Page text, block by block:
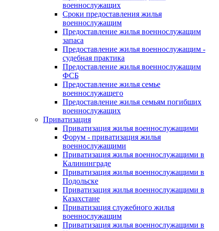
военнослужащих
Сроки предоставления жилья
военнослужащим
Предоставление жилья военнослужащим
запаса
Предоставление жилья военнослужащим -
судебная практика
Предоставление жилья военнослужащим
ФСБ
Предоставление жилья семье
военнослужащего
Предоставление жилья семьям погибших
военнослужащих
Приватизация
Приватизация жилья военнослужащими
Форум - приватизация жилья
военнослужащими
Приватизация жилья военнослужащими в
Калининграде
Приватизация жилья военнослужащими в
Подольске
Приватизация жилья военнослужащими в
Казахстане
Приватизация служебного жилья
военнослужащим
Приватизация жилья военнослужащими в